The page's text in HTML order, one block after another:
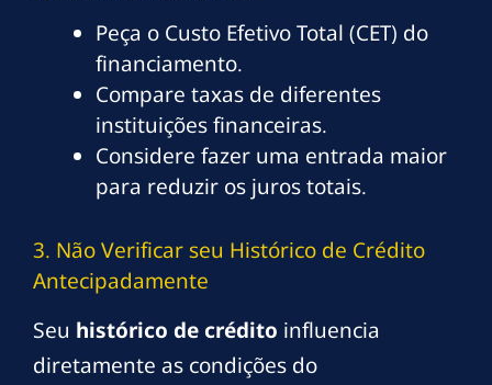
Peça o Custo Efetivo Total (CET) do
financiamento.
Compare taxas de diferentes
instituições financeiras.
Considere fazer uma entrada maior
para reduzir os juros totais.
3. Não Verificar seu Histórico de Crédito
Antecipadamente
Seu histórico de crédito influencia
diretamente as condições do